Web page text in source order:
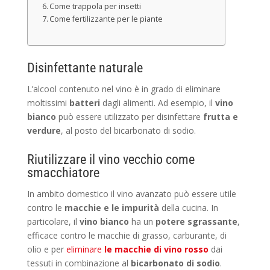
Come trappola per insetti
Come fertilizzante per le piante
Disinfettante naturale
L’alcool contenuto nel vino è in grado di eliminare
moltissimi batteri dagli alimenti. Ad esempio, il vino
bianco può essere utilizzato per disinfettare frutta e
verdure, al posto del bicarbonato di sodio.
Riutilizzare il vino vecchio come
smacchiatore
In ambito domestico il vino avanzato può essere utile
contro le macchie e le impurità della cucina. In
particolare, il vino bianco ha un potere sgrassante,
efficace contro le macchie di grasso, carburante, di
olio e per eliminare le macchie di vino rosso dai
tessuti in combinazione al bicarbonato di sodio.